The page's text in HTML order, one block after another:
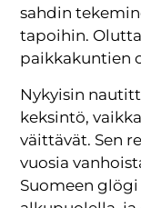
sahdin
tapoihin.
paikkakuntien
Nykyisin
keksintö,
väittävät. Sen
vuosia
Suomeen